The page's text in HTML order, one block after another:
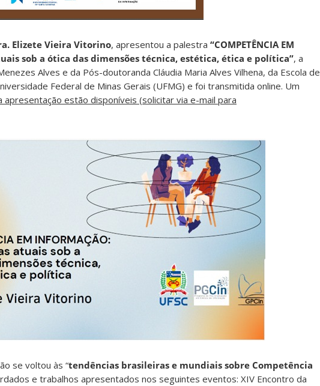
Elizete Vieira Vitorino, apresentou a palestra “COMPETÊNCIA EM
sob a ótica das dimensões técnica, estética, ética e política”, a
Alves e da Pós-doutoranda Cláudia Maria Alves Vilhena, da Escola de
Federal de Minas Gerais (UFMG) e foi transmitida online. Um
apresentação estão disponíveis (solicitar via e-mail para
se voltou às “tendências brasileiras e mundiais sobre Competência
e trabalhos apresentados nos seguintes eventos: XIV Encontro da